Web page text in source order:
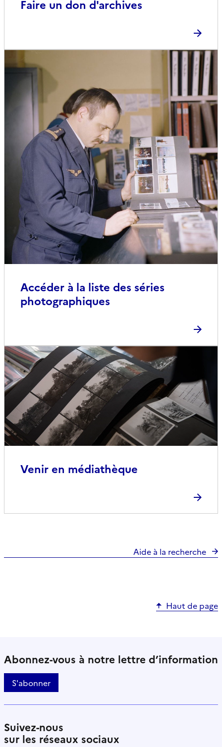
Faire un don d'archives
Accéder à la liste des séries
photographiques
Venir en médiathèque
Aide à la recherche
Haut de page
Abonnez-vous à notre lettre d’information
S'abonner
Suivez-nous
sur les réseaux sociaux